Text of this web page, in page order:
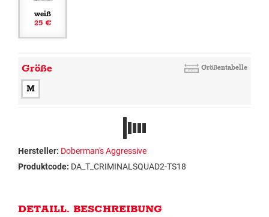
weiß
25 €
Größe Größentabelle
M
Hersteller: Doberman's Aggressive
Produktcode: DA_T_CRIMINALSQUAD2-TS18
DETAILL. BESCHREIBUNG